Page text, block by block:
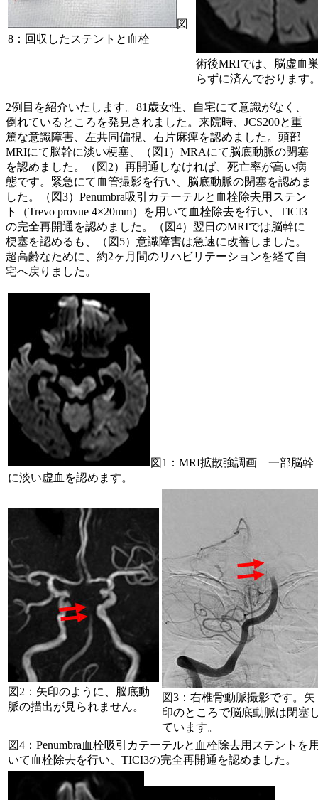
図
8：回収したステントと血栓
術後MRIでは、脳虚血
らずに済んでおります
2例目を紹介いたします。81歳女性、自宅にて意識がなく、
倒れているところを発見されました。来院時、JCS200と重
篤な意識障害、左共同偏視、右片麻痺を認めました。頭部
MRIにて脳幹に淡い梗塞、（図1）MRAにて脳底動脈の閉塞
を認めました。（図2）再開通しなければ、死亡率が高い病
態です。緊急にて血管撮影を行い、脳底動脈の閉塞を認めま
した。（図3）Penumbra吸引カテーテルと血栓除去用ステン
ト（Trevo provue 4×20mm）を用いて血栓除去を行い、TICI3
の完全再開通を認めました。（図4）翌日のMRIでは脳幹に
梗塞を認めるも、（図5）意識障害は急速に改善しました。
超高齢なために、約2ヶ月間のリハビリテーションを経て自
宅へ戻りました。
図1：MRI拡散強調画 一部脳幹
に淡い虚血を認めます。
図2：矢印のように、脳底動
脈の描出が見られません。
図3：右椎骨動脈撮影です。矢
印のところで脳底動脈は閉塞
ています。
図4：Penumbra血栓吸引カテーテルと血栓除去用ステントを
いて血栓除去を行い、TICI3の完全再開通を認めました。